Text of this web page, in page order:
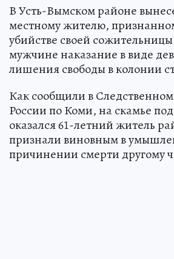
В Усть-Вымском районе
местному жителю,
убийстве своей
мужчине наказание в виде
лишения свободы в колонии
Как сообщили в
России по Коми, на скамье
оказался 61-летний житель
признали виновным в
причинении смерти другому